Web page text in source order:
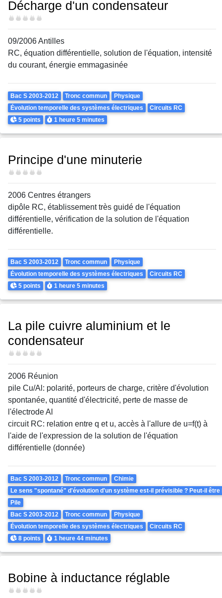
Décharge d'un condensateur
Difficulté
09/2006 Antilles
RC, équation différentielle, solution de l'équation, intensité
du courant, énergie emmagasinée
Theme
Bac S 2003-2012 Tronc commun
Physique
Évolution temporelle des systèmes électriques
Circuits RC
Points
5 points Durée
1 heure5 minutes
Principe d'une minuterie
Difficulté
2006 Centres étrangers
dipôle RC, établissement très guidé de l'équation
différentielle, vérification de la solution de l'équation
différentielle.
Theme
Bac S 2003-2012 Tronc commun
Physique
Évolution temporelle des systèmes électriques
Circuits RC
Points
5 points Durée
1 heure5 minutes
La pile cuivre aluminium et le
condensateur
Difficulté
2006 Réunion
pile Cu/Al: polarité, porteurs de charge, critère d'évolution
spontanée, quantité d'électricité, perte de masse de
l'électrode Al
circuit RC: relation entre q et u, accès à l'allure de u=f(t) à
l'aide de l'expression de la solution de l'équation
différentielle (donnée)
Theme
Bac S 2003-2012 Tronc commun
Chimie
Le sens "spontané" d'évolution d'un système est-il prévisible ? Peut-il être
Pile
Bac S 2003-2012
Tronc commun
Physique
Évolution temporelle des systèmes électriques
Circuits RC
Points
8 points Durée
1 heure44 minutes
Bobine à inductance réglable
Difficulté